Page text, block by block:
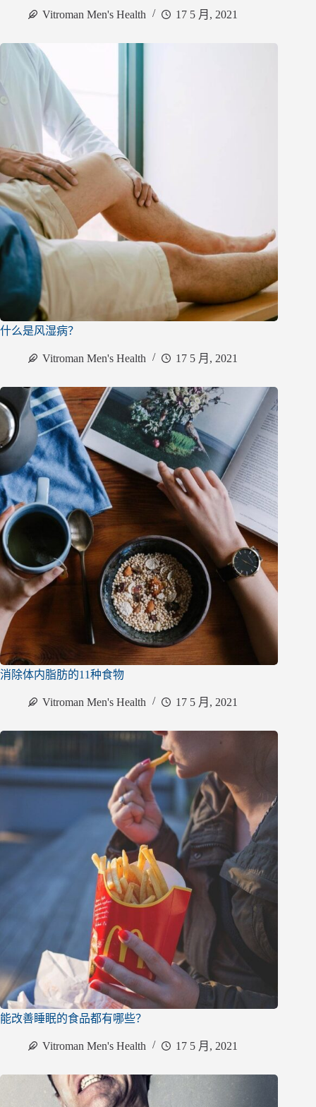
Vitroman Men's Health 17 5 月, 2021
什么是风湿病？
Vitroman Men's Health 17 5 月, 2021
消除体内脂肪的11种食物
Vitroman Men's Health 17 5 月, 2021
能改善睡眠的食品都有哪些？
Vitroman Men's Health 17 5 月, 2021